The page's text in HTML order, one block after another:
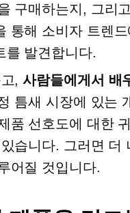
구매하는지, 그리고
통해 소비자 트렌
를 발견합니다.
고,사람들에게서 배
틈새 시장에 있는
품 선호도에 대한
습니다. 그러면 더
어질 것입니다.